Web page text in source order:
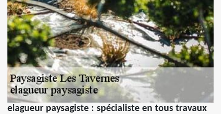
elagueur paysagiste : spécialiste en tous travaux